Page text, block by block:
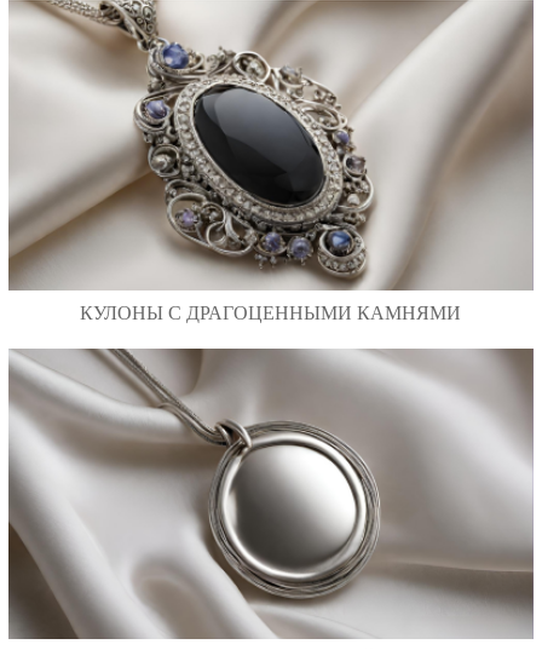
КУЛОНЫ С ДРАГОЦЕННЫМИ КАМНЯМИ